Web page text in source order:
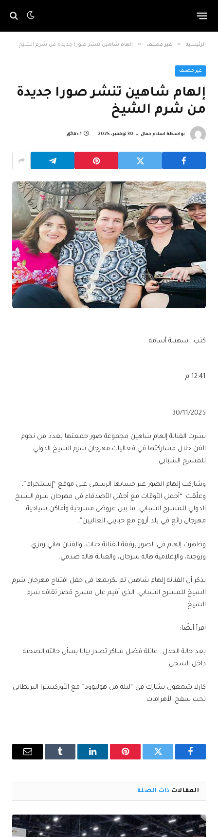
الرئيسية » غير مصنف » إلهام شاهين تنشر صورا جديدة من شرم الشيخ
غير مصنف
إلهام شاهين تنشر صورا جديدة
من شرم الشيخ
بواسطة اسلام جمال 30 نوفمبر، 2025 1 دقائق
كتب : سهيلة أسامة
12:41 م
30/11/2025
نشرت الفنانة إلهام شاهين مجموعة صور جمعتها بعدد من نجوم
الفن خلال مشاركتها في فعاليات مهرجان شرم الشيخ الدولي
للمسرح الشبابي.
وشاركت إلهام الصور عبر حسابها الرسمي على موقع “إنستجرام”،
وعلّقت: “أجمل الأوقات مع أجمّل الأصدقاء فى مهرجان شرم الشيخ
الدولي للمسرح الشبابي، ما بين عروض مسرحية وأماكن سياحية،
مهرجان رائع في بلد أروع مع حبايبي الغاليين”.
وظهرت إلهام في الصور برفقة الفنانة جنات، والفنان هاني رمزي
وزوجته، والإعلامية هالة سرحان، والفنانة هالة صدقي.
يذكر أن الفنانة إلهام شاهين تم تكريمها في حفل افتتاح مهرجان شرم
الشيخ للمسرح الشبابي، الذي أقيم على مسرح قصر ثقافة شرم
الشيخ.
اقرأ أيضًا:
بعد حالة الجدل.. عائلة فضل شاكر تصدر بيانا بشأن حالته الصحية
داخل السجن
كارلا شمعون تشارك في “ليلة من هوليوود” مع الأوركسترا البريطاني
تحت سفح الأهرامات
فيسبوك تويتر بينتيريستلينكدإن Tumblr
البريد
المقالات ذات الصلة